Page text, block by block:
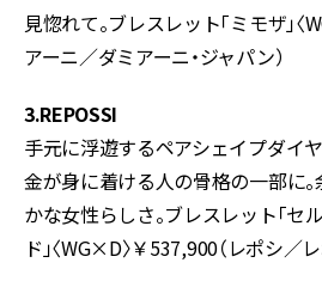
見惚れて。ブレスレット「ミモザ」〈
アーニ／ダミアーニ・ジャパン）
3.REPOSSI
手元に浮遊するペアシェイプダイ
金が身に着ける人の骨格の一部に
かな女性らしさ。ブレスレット「セ
ド」〈WG×D〉￥537,900（レポシ／